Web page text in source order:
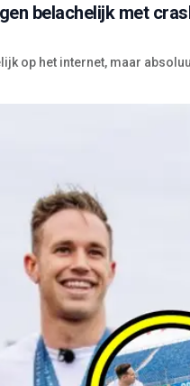
belachelijk met
op het internet, maar